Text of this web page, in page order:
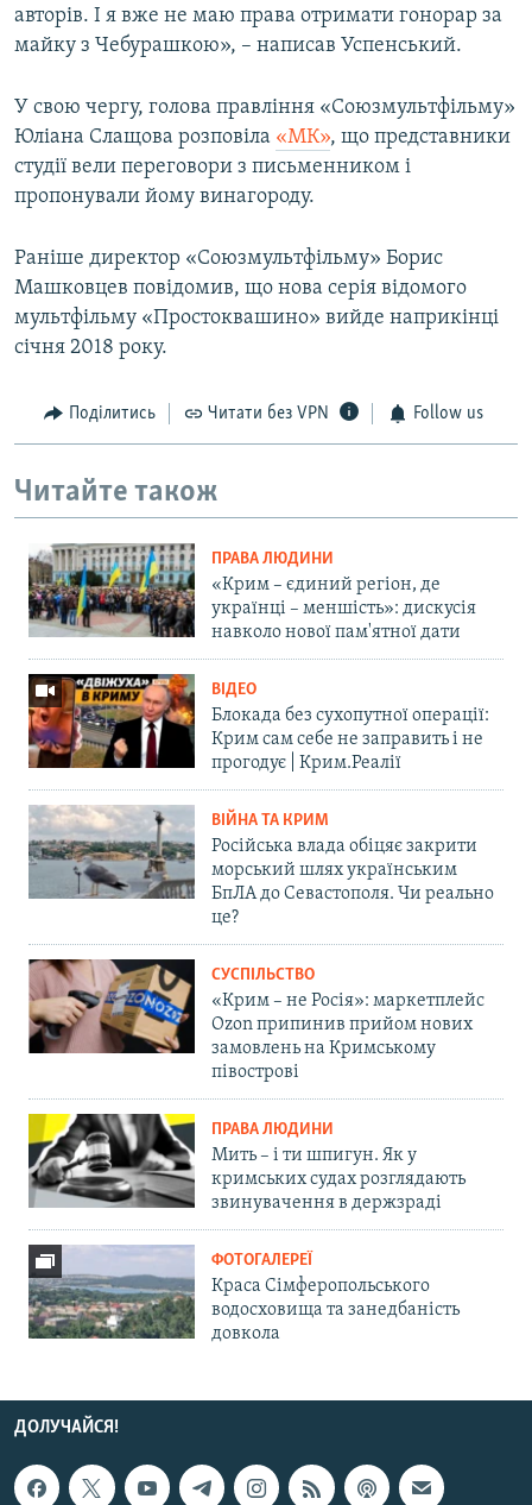
авторів. І я вже не маю права отримати гонорар за
майку з Чебурашкою», – написав Успенський.
У свою чергу, голова правління «Союзмультфільму»
Юліана Слащова розповіла «МК», що представники
студії вели переговори з письменником і
пропонували йому винагороду.
Раніше директор «Союзмультфільму» Борис
Машковцев повідомив, що нова серія відомого
мультфільму «Простоквашино» вийде наприкінці
січня 2018 року.
Поділитись Читати без VPN Follow us
Читайте також
ПРАВА ЛЮДИНИ
«Крим – єдиний регіон, де
українці – меншість»: дискусія
навколо нової пам'ятної дати
ВІДЕО
Блокада без сухопутної операції:
Крим сам себе не заправить і не
прогодує | Крим.Реалії
ВІЙНА ТА КРИМ
Російська влада обіцяє закрити
морський шлях українським
БпЛА до Севастополя. Чи реально
це?
СУСПІЛЬСТВО
«Крим – не Росія»: маркетплейс
Ozon припинив прийом нових
замовлень на Кримському
півострові
ПРАВА ЛЮДИНИ
Мить – і ти шпигун. Як у
кримських судах розглядають
звинувачення в держзраді
ФОТОГАЛЕРЕЇ
Краса Сімферопольського
водосховища та занедбаність
довкола
ДОЛУЧАЙСЯ!